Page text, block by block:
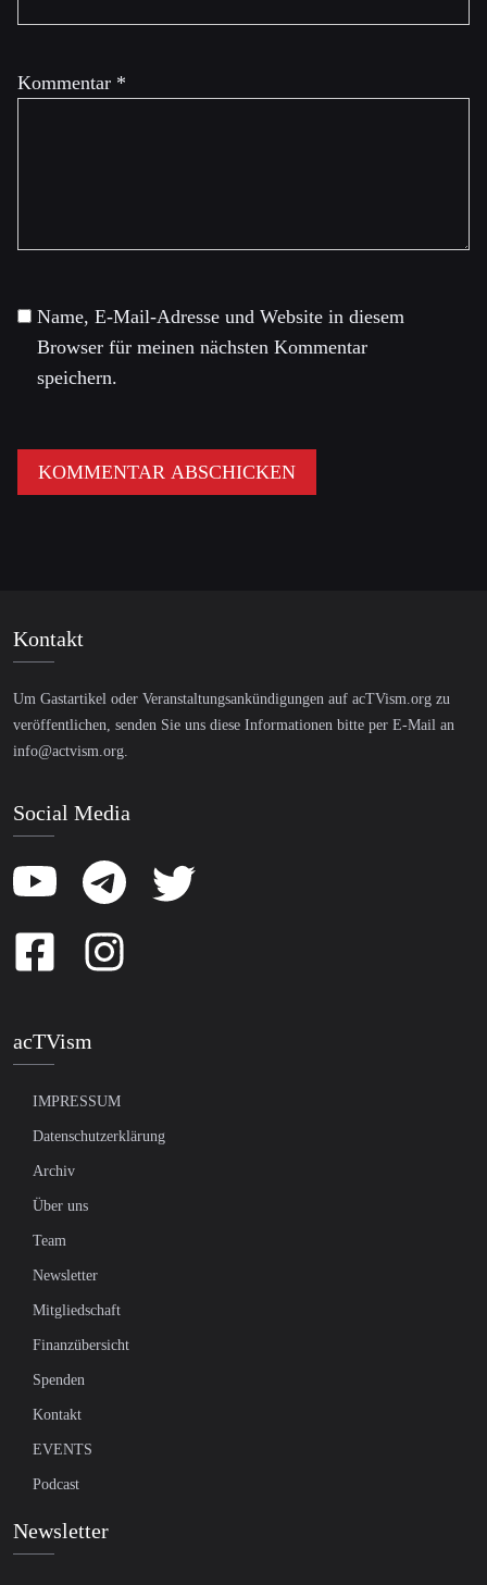
Kommentar *
Name, E-Mail-Adresse und Website in diesem
Browser für meinen nächsten Kommentar
speichern.
Kontakt
Um Gastartikel oder Veranstaltungsankündigungen auf acTVism.org zu
veröffentlichen, senden Sie uns diese Informationen bitte per E-Mail an
info@actvism.org.
Social Media
acTVism
IMPRESSUM
Datenschutzerklärung
Archiv
Über uns
Team
Newsletter
Mitgliedschaft
Finanzübersicht
Spenden
Kontakt
EVENTS
Podcast
Newsletter